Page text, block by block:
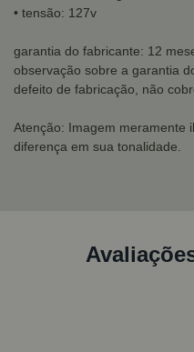
• tensão: 127v
garantia do fabricante: 12
observação sobre a garantia
defeito de fabricação, não
Atenção: Imagem meramente
diferença em sua tonalidade.